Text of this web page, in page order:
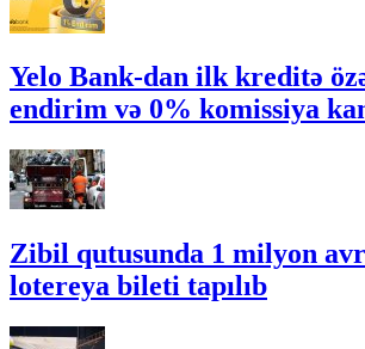
Yelo Bank-dan ilk kreditə
endirim və 0% komissiya
Zibil qutusunda 1 milyon
lotereya bileti tapılıb